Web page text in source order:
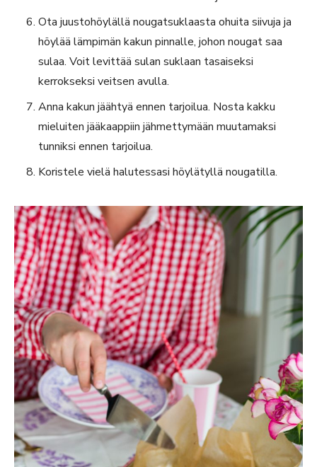
Ota juustohöylällä nougatsuklaasta ohuita siivuja ja
höylää lämpimän kakun pinnalle, johon nougat saa
sulaa. Voit levittää sulan suklaan tasaiseksi
kerrokseksi veitsen avulla.
Anna kakun jäähtyä ennen tarjoilua. Nosta kakku
mieluiten jääkaappiin jähmettymään muutamaksi
tunniksi ennen tarjoilua.
Koristele vielä halutessasi höylätyllä nougatilla.